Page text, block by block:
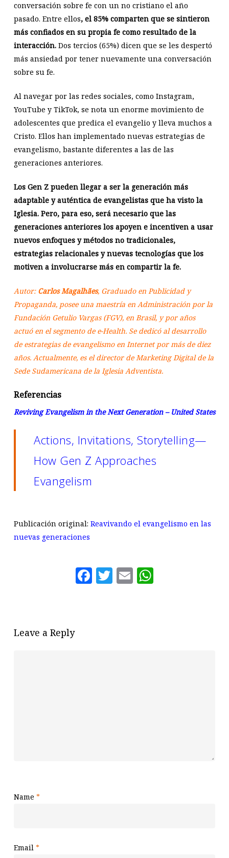
conversación sobre fe con un no cristiano el año
pasado. Entre ellos, el 85% comparten que se sintieron
más confiados en su propia fe como resultado de la
interacción.Dos tercios (65%) dicen que se les despertó
más ansiedad por tener nuevamente una conversación
sobre su fe.
Al navegar por las redes sociales, como Instagram,
YouTube y TikTok, se nota un enorme movimiento de
adolescentes que predica el evangelio y lleva muchos a
Cristo. Ellos han implementado nuevas estrategias de
evangelismo, bastante diferentes a las de las
generaciones anteriores.
Los Gen Z pueden llegar a ser la generación más
adaptable y auténtica de evangelistas que ha visto la
Iglesia. Pero, para eso, será necesario que las
generaciones anteriores los apoyen e incentiven a usar
nuevos enfoques y métodos no tradicionales,
estrategias relacionales y nuevas tecnologías que los
motiven a involucrarse más en compartir la fe.
Autor:Carlos Magalhães, Graduado en Publicidad y
Propaganda, posee una maestría en Administración por la
Fundación Getulio Vargas (FGV), en Brasil, y por años
actuó en el segmento de e-Health. Se dedicó al desarrollo
de estrategias de evangelismo en Internet por más de diez
años. Actualmente, es el director de Marketing Digital de la
Sede Sudamericana de la Iglesia Adventista.
Referencias
Reviving Evangelism in the Next Generation – United States
Actions, Invitations, Storytelling—
How Gen Z Approaches
Evangelism
Publicación original: Reavivando el evangelismo en las
nuevas generaciones
Facebook
Twitter
Email
Leave a Reply
Name *
Email *